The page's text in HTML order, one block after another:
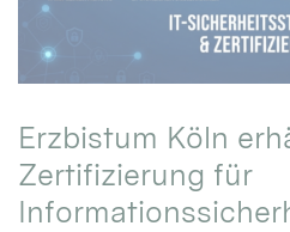
Erzbistum Köln
Zertifizierung für